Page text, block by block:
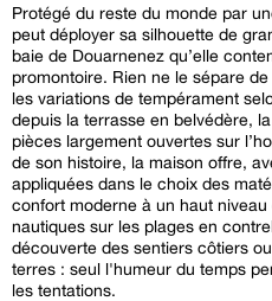
Protégé du reste du monde par
peut déployer sa silhouette de
baie de Douarnenez qu’elle
promontoire. Rien ne le sépare
les variations de tempérament
depuis la terrasse en belvédère,
pièces largement ouvertes sur
de son histoire, la maison offre,
appliquées dans le choix des
confort moderne à un haut niveau
nautiques sur les plages en
découverte des sentiers côtiers
terres : seul l'humeur du temps
les tentations.